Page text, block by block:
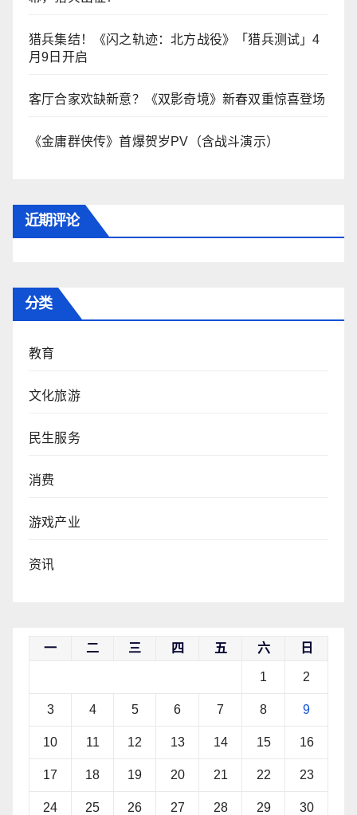
猎兵集结！《闪之轨迹：北方战役》「猎兵测试」4
月9日开启
客厅合家欢缺新意？《双影奇境》新春双重惊喜登场
《金庸群侠传》首爆贺岁PV（含战斗演示）
近期评论
分类
教育
文化旅游
民生服务
消费
游戏产业
资讯
一 二 三 四 五 六 日
1 2
3 4 5 6 7 8 9
10 11 12 13 14 15 16
17 18 19 20 21 22 23
24 25 26 27 28 29 30